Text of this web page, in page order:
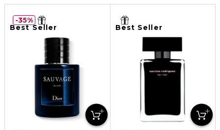
Best Seller
35%
Best Seller